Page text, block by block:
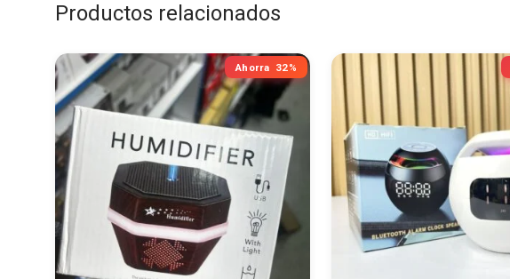
Productos relacionados
Ahorra 32%